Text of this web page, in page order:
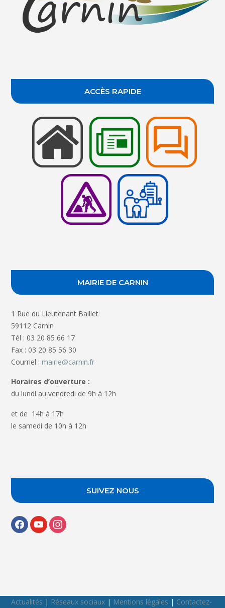
ACCÈS RAPIDE
MAIRIE DE CARNIN
1 Rue du Lieutenant Baillet
59112 Carnin
Tél : 03 20 85 66 17
Fax : 03 20 85 56 30
Courriel : mairie@carnin.fr
Horaires d’ouverture :
du lundi au vendredi de 9h à 12h
et de 14h à 17h
le samedi de 10h à 12h
SUIVEZ NOUS
facebookyoutubeinstagram
Actualités | Réseaux sociaux | Mentions légales | Contactez-